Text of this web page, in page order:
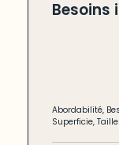
Besoins
Abordabilité,
Superficie,